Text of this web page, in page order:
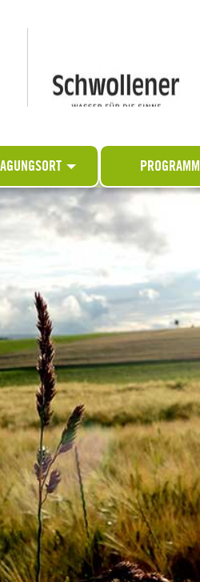
PROGRAMM